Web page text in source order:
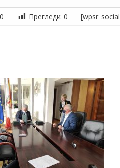
Прегледи: 0